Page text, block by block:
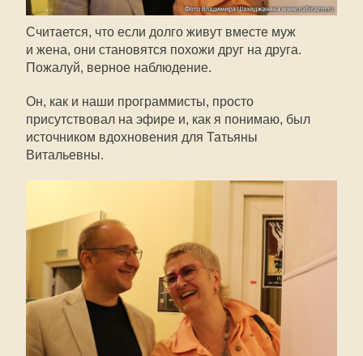
Считается, что если долго живут вместе муж
и жена, они становятся похожи друг на друга.
Пожалуй, верное наблюдение.
Он, как и наши программисты, просто
присутствовал на эфире и, как я понимаю, был
источником вдохновения для Татьяны
Витальевны.